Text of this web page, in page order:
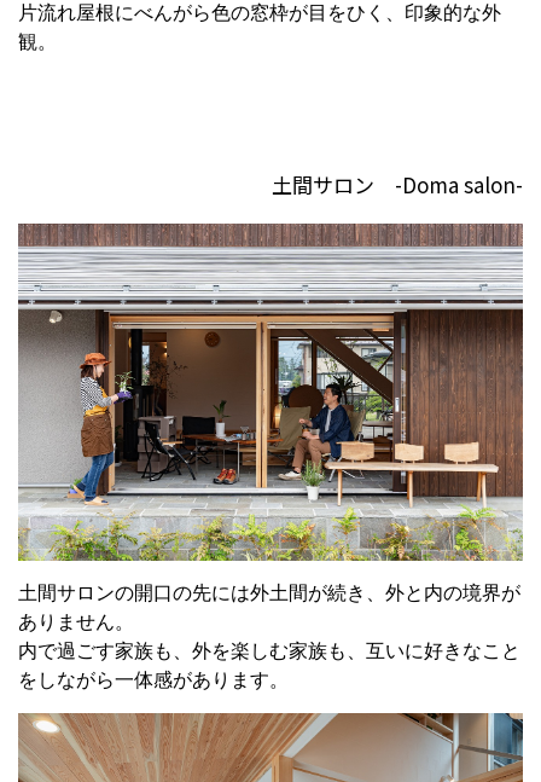
片流れ屋根にべんがら色の窓枠が目をひく、印象的な外
観。
土間サロン -Doma salon-
土間サロンの開口の先には外土間が続き、外と内の境界が
ありません。
内で過ごす家族も、外を楽しむ家族も、互いに好きなこと
をしながら一体感があります。